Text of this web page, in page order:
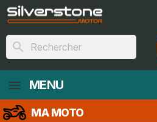
search
MENU
MA MOTO